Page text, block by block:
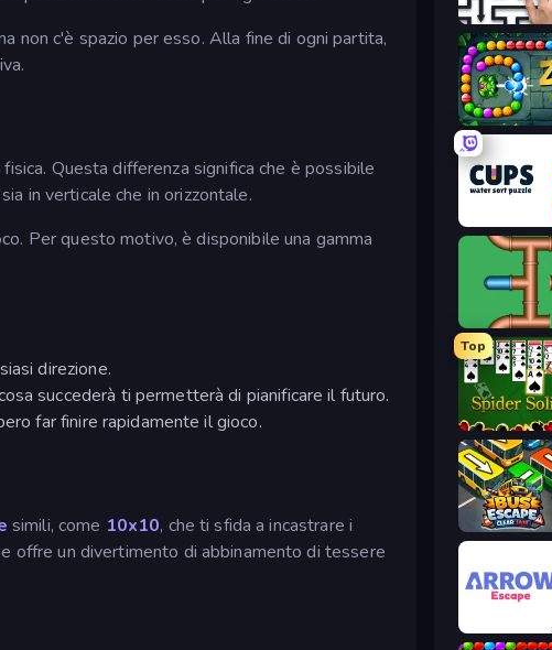
non c'è spazio per esso. Alla fine di ogni partita,
fisica. Questa differenza significa che è possibile
in verticale che in orizzontale.
Per questo motivo, è disponibile una gamma
direzione.
succederà ti permetterà di pianificare il futuro.
far finire rapidamente il gioco.
simili, come 10x10, che ti sfida a incastrare i
offre un divertimento di abbinamento di tessere
Arrow
Zumba Quest
Plumber
Top
Spider
Bus Escape:
Arrow Escape